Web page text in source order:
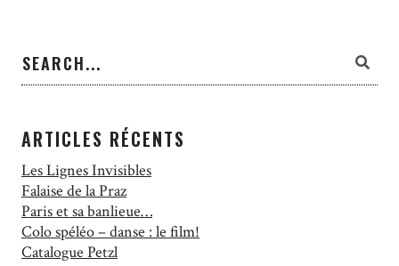
ARTICLES RÉCENTS
Les Lignes Invisibles
Falaise de la Praz
Paris et sa banlieue…
Colo spéléo – danse : le film!
Catalogue Petzl